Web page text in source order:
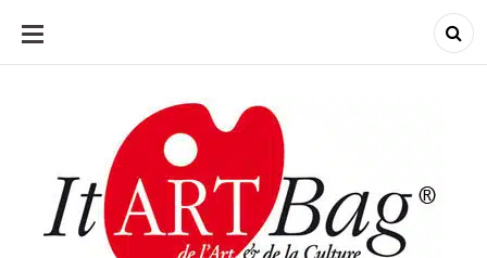
ALLER
CONTENU
ItArtBag